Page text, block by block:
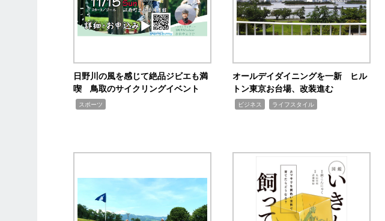
日野川の風を感じて絶品ジビエも満
喫 鳥取のサイクリングイベント
スポーツ
オールデイダイニングを一新 ヒル
トン東京お台場、改装進む
ビジネス ライフスタイル